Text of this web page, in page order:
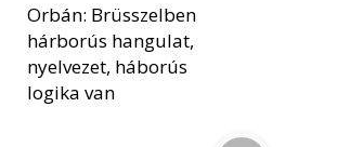
Orbán: Brüsszelben
hárborús hangulat,
nyelvezet, háborús
logika van